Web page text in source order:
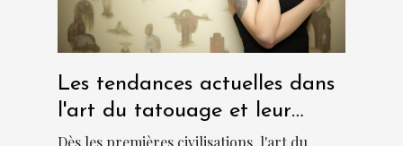
Les tendances actuelles dans
l'art du tatouage et leur
signification culturelle
Dès les premières civilisations, l'art du